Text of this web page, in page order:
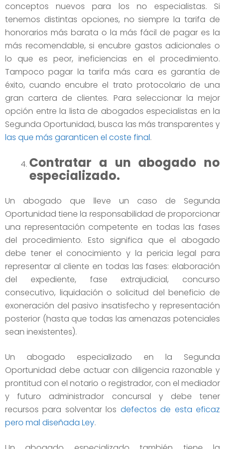
conceptos nuevos para los no especialistas. Si
tenemos distintas opciones, no siempre la tarifa de
honorarios más barata o la más fácil de pagar es la
más recomendable, si encubre gastos adicionales o
lo que es peor, ineficiencias en el procedimiento.
Tampoco pagar la tarifa más cara es garantía de
éxito, cuando encubre el trato protocolario de una
gran cartera de clientes. Para seleccionar la mejor
opción entre la lista de abogados especialistas en la
Segunda Oportunidad, busca las más transparentes y
las que más garanticen el coste final.
Contratar a un abogado no
especializado.
Un abogado que lleve un caso de Segunda
Oportunidad tiene la responsabilidad de proporcionar
una representación competente en todas las fases
del procedimiento. Esto significa que el abogado
debe tener el conocimiento y la pericia legal para
representar al cliente en todas las fases: elaboración
del expediente, fase extrajudicial, concurso
consecutivo, liquidación o solicitud del beneficio de
exoneración del pasivo insatisfecho y representación
posterior (hasta que todas las amenazas potenciales
sean inexistentes).
Un abogado especializado en la Segunda
Oportunidad debe actuar con diligencia razonable y
prontitud con el notario o registrador, con el mediador
y futuro administrador concursal y debe tener
recursos para solventar los defectos de esta eficaz
pero mal diseñada Ley.